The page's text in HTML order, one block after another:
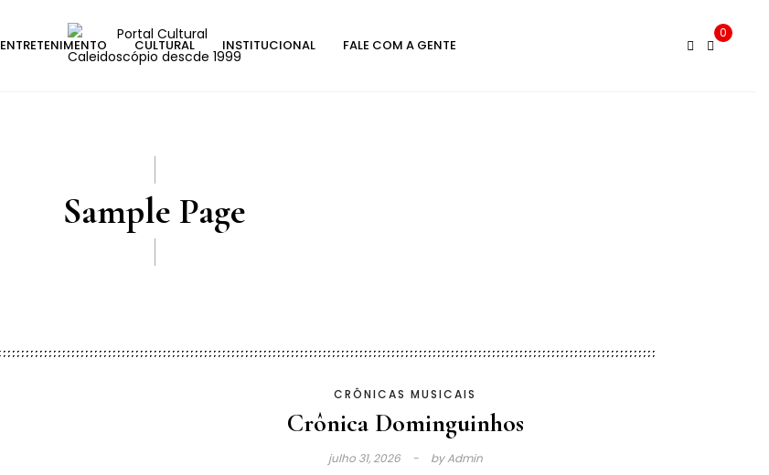
ENTRETENIMENTO CULTURAL INSTITUCIONAL FALE COM A GENTE
0
Sample Page
CRÔNICAS MUSICAIS
Crônica Dominguinhos
julho 31, 2026 byAdmin